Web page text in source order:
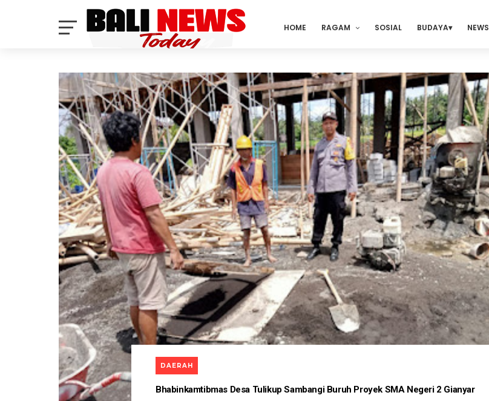
HOME RAGAM SOSIAL BUDAYA NEWS
DAERAH
Bhabinkamtibmas Desa Tulikup Sambangi Buruh Proyek SMA Negeri 2 Gianyar